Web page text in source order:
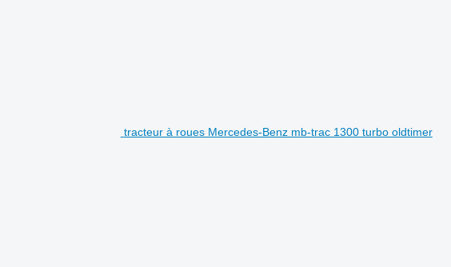
tracteur à roues Mercedes-Benz mb-trac 1300 turbo oldtimer